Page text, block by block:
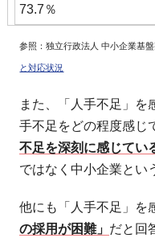
73.7％
参照：独立行政法人 中小企業基
と対応状況
また、「人手不足」を
手不足をどの程度感じ
不足を深刻に感じてい
ではなく中小企業とい
他にも「人手不足」を
の採用が困難」 だと回